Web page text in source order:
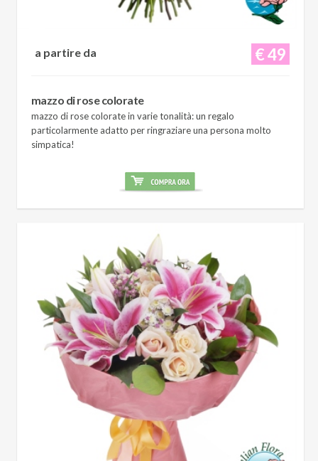
€ 49
a partire da
mazzo di rose colorate
mazzo di rose colorate in varie tonalità: un regalo
particolarmente adatto per ringraziare una persona molto
simpatica!